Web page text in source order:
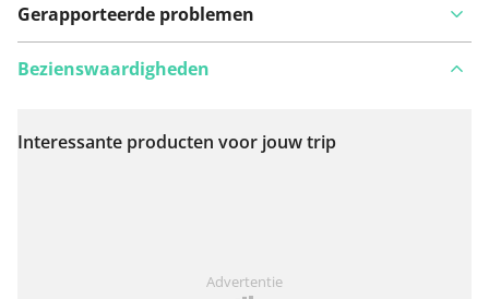
Gerapporteerde problemen
Bekijk op kaart
Bezienswaardigheden
Interessante producten voor jouw trip
Advertentie